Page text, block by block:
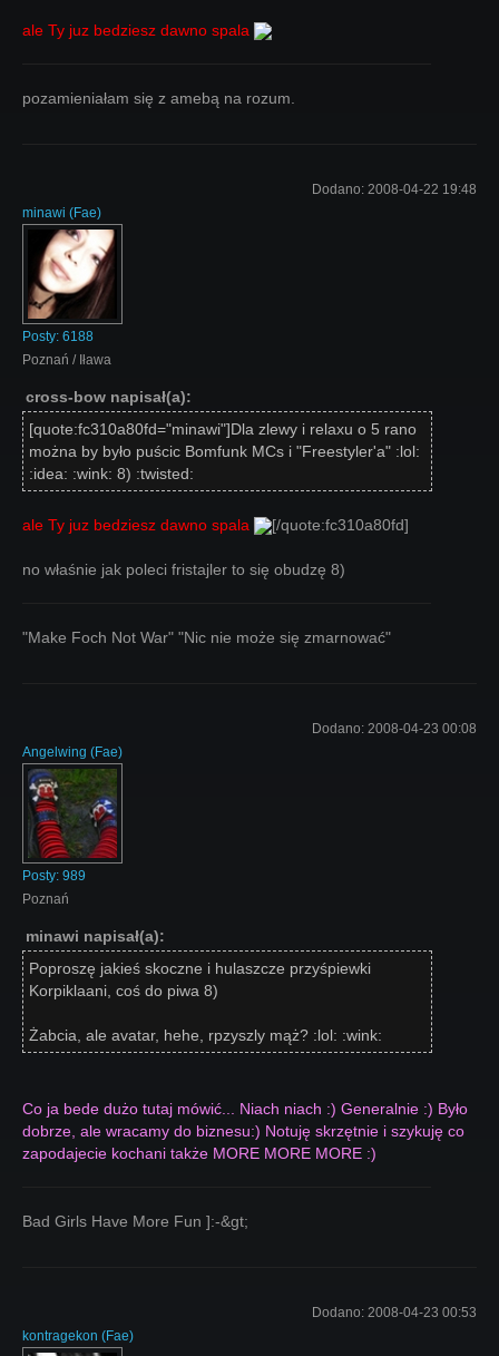
ale Ty juz bedziesz dawno spala
pozamieniałam się z amebą na rozum.
Dodano: 2008-04-22 19:48
minawi (Fae)
Posty: 6188
Poznań / Iława
cross-bow napisał(a):
[quote:fc310a80fd="minawi"]Dla zlewy i relaxu o 5 rano
można by było puścic Bomfunk MCs i "Freestyler'a" :lol:
:idea: :wink: 8) :twisted:
ale Ty juz bedziesz dawno spala [/quote:fc310a80fd]
no właśnie jak poleci fristajler to się obudzę 8)
"Make Foch Not War" "Nic nie może się zmarnować"
Dodano: 2008-04-23 00:08
Angelwing (Fae)
Posty: 989
Poznań
minawi napisał(a):
Poproszę jakieś skoczne i hulaszcze przyśpiewki
Korpiklaani, coś do piwa 8)
Żabcia, ale avatar, hehe, rpzyszly mąż? :lol: :wink:
Co ja bede dużo tutaj mówić... Niach niach :) Generalnie :) Było
dobrze, ale wracamy do biznesu:) Notuję skrzętnie i szykuję co
zapodajecie kochani także MORE MORE MORE :)
Bad Girls Have More Fun ]:-&gt;
Dodano: 2008-04-23 00:53
kontragekon (Fae)